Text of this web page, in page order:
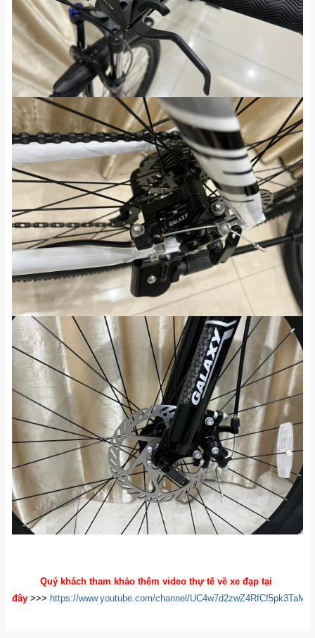
Quý khách tham khảo thêm video thự tế về xe đạp tại
đây >>> https://www.youtube.com/channel/